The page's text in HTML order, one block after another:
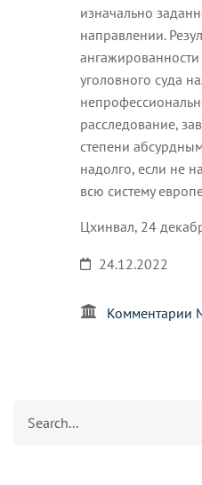
изначально
направлении.
уголовного суда
расследование,
степени
надолго, если не
всю систему
Цхинвал, 24
24.12.2022